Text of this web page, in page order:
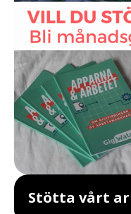
Stötta vårt